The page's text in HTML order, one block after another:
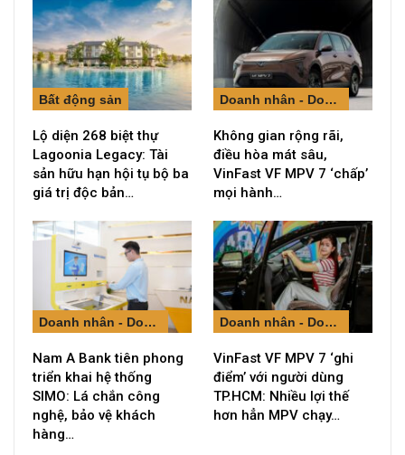
Bất động sản
Lộ diện 268 biệt thự
Lagoonia Legacy: Tài
sản hữu hạn hội tụ bộ ba
giá trị độc bản…
Doanh nhân - Doanh nghiệp
Không gian rộng rãi,
điều hòa mát sâu,
VinFast VF MPV 7 ‘chấp’
mọi hành…
Doanh nhân - Doanh nghiệp
Nam A Bank tiên phong
triển khai hệ thống
SIMO: Lá chắn công
nghệ, bảo vệ khách
hàng…
Doanh nhân - Doanh nghiệp
VinFast VF MPV 7 ‘ghi
điểm’ với người dùng
TP.HCM: Nhiều lợi thế
hơn hẳn MPV chạy…